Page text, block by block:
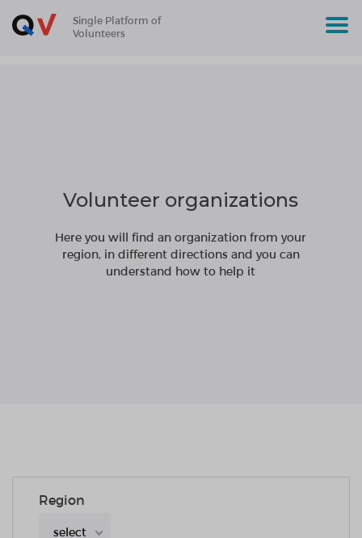
Single Platform of
Volunteers
Volunteer organizations
Here you will find an organization from your
region, in different directions and you can
understand how to help it
Region
select